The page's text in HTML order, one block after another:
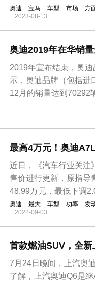
奥迪 宝马 车型 市场 方
2023-08-13
奥迪2019年在华销
2019年宣布结束，奥
示，奥迪品牌（包括进
12月的销量达到70292
在豪华品牌第三位置
最高4万元！奥迪
近日，《汽车行业关注
售价进行更新，原指导
48.99万元，最低下调
奥迪 最大 车型 功率 发
2022-09-03
首款燃油SUV，全
7月24日晚间，上汽奥
了解，上汽奥迪Q6是